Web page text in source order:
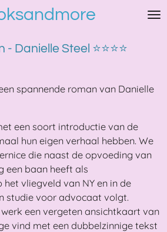
Danielle Steel ⭐⭐⭐⭐
spannende roman van Danielle
een soort introductie van de
hun eigen verhaal hebben. We
die naast de opvoeding van
een baan heeft als
vliegveld van NY en in de
studie voor advocaat volgt.
een vergeten ansichtkaart van
vind met een dubbelzinnige tekst